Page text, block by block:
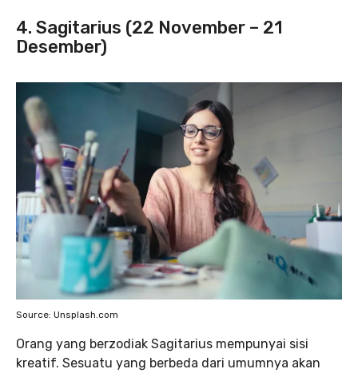
4. Sagitarius (22 November – 21
Desember)
Source: Unsplash.com
Orang yang berzodiak Sagitarius mempunyai sisi
kreatif. Sesuatu yang berbeda dari umumnya akan